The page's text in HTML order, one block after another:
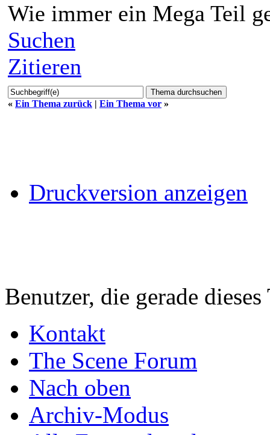
Wie immer ein Mega Teil
Suchen
Zitieren
« Ein Thema zurück | Ein Thema vor »
Druckversion anzeigen
Benutzer, die gerade
Kontakt
The Scene Forum
Nach oben
Archiv-Modus